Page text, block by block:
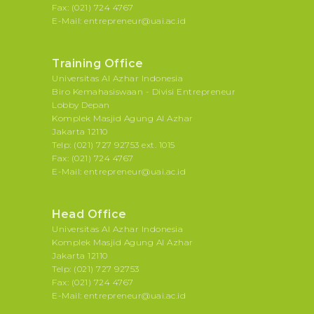
Fax: (021) 724 4767
E-Mail: entrepreneur@uai.ac.id
Training Office
Universitas Al Azhar Indonesia
Biro Kemahasiswaan - Divisi Entrepreneur
Lobby Depan
Komplek Masjid Agung Al Azhar
Jakarta 12110
Telp: (021) 727 92753 ext. 1015
Fax: (021) 724 4767
E-Mail: entrepreneur@uai.ac.id
Head Office
Universitas Al Azhar Indonesia
Komplek Masjid Agung Al Azhar
Jakarta 12110
Telp: (021) 727 92753
Fax: (021) 724 4767
E-Mail: entrepreneur@uai.ac.id